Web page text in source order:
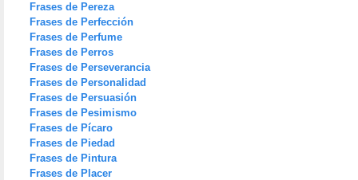
Frases de Pereza
Frases de Perfección
Frases de Perfume
Frases de Perros
Frases de Perseverancia
Frases de Personalidad
Frases de Persuasión
Frases de Pesimismo
Frases de Pícaro
Frases de Piedad
Frases de Pintura
Frases de Placer